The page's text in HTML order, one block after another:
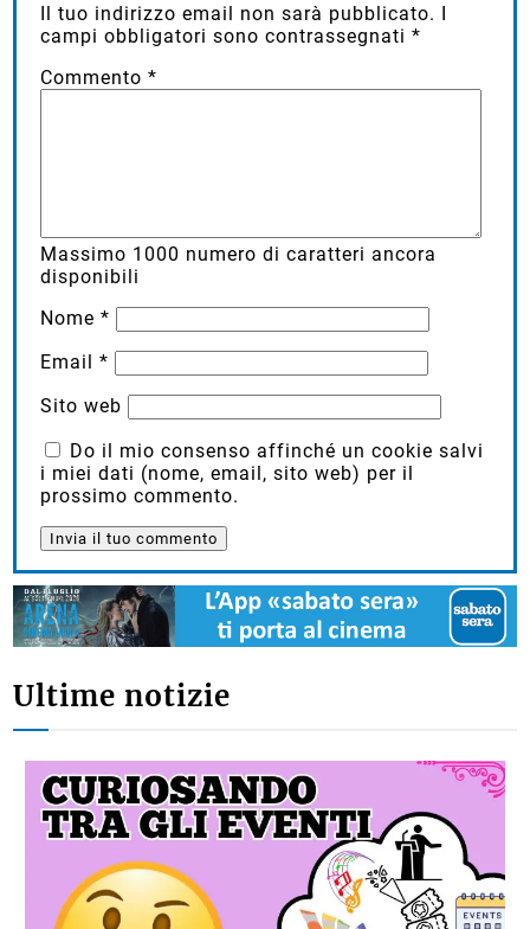
Il tuo indirizzo email non sarà pubblicato. I
campi obbligatori sono contrassegnati*
Commento*
Massimo 1000 numero di caratteri ancora
disponibili
Nome*
Email*
Sito web
Do il mio consenso affinché un cookie salvi
i miei dati (nome, email, sito web) per il
prossimo commento.
Ultime notizie